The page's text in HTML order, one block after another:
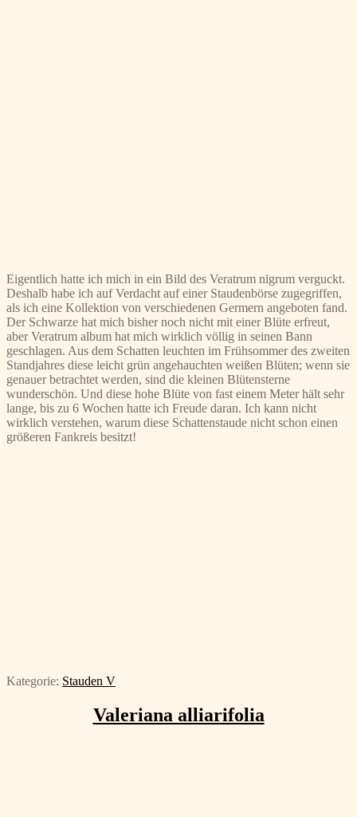
Eigentlich hatte ich mich in ein Bild des Veratrum nigrum verguckt.
Deshalb habe ich auf Verdacht auf einer Staudenbörse zugegriffen,
als ich eine Kollektion von verschiedenen Germern angeboten fand.
Der Schwarze hat mich bisher noch nicht mit einer Blüte erfreut,
aber Veratrum album hat mich wirklich völlig in seinen Bann
geschlagen. Aus dem Schatten leuchten im Frühsommer des zweiten
Standjahres diese leicht grün angehauchten weißen Blüten; wenn sie
genauer betrachtet werden, sind die kleinen Blütensterne
wunderschön. Und diese hohe Blüte von fast einem Meter hält sehr
lange, bis zu 6 Wochen hatte ich Freude daran. Ich kann nicht
wirklich verstehen, warum diese Schattenstaude nicht schon einen
größeren Fankreis besitzt!
Kategorie: Stauden V
Valeriana alliarifolia